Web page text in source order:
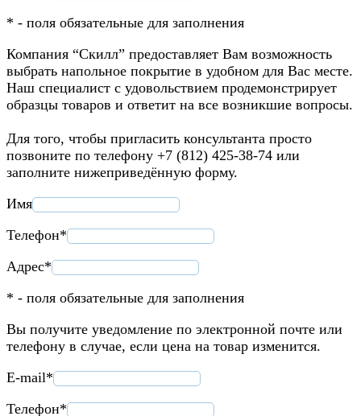
* - поля обязательные для заполнения
Компания “Скилл” предоставляет Вам возможность
выбрать напольное покрытие в удобном для Вас месте.
Наш специалист с удовольствием продемонстрирует
образцы товаров и ответит на все возникшие вопросы.
Для того, чтобы пригласить консультанта просто
позвоните по телефону +7 (812) 425-38-74 или
заполните нижеприведённую форму.
Имя
Телефон*
Адрес*
* - поля обязательные для заполнения
Вы получите уведомление по электронной почте или
телефону в случае, если цена на товар изменится.
E-mail*
Телефон*